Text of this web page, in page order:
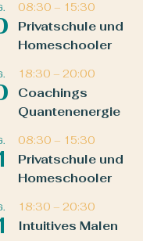
08:30 – 15:30
Privatschule und
Homeschooler
18:30 – 20:00
Coachings
Quantenenergie
08:30 – 15:30
Privatschule und
Homeschooler
18:30 – 20:30
Intuitives Malen